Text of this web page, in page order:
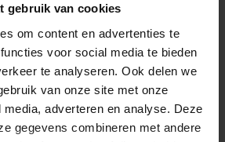
gebruik van cookies
om content en advertenties te
voor social media te bieden
te analyseren. Ook delen we
van onze site met onze
adverteren en analyse. Deze
gegevens combineren met andere
PRODUCTEN